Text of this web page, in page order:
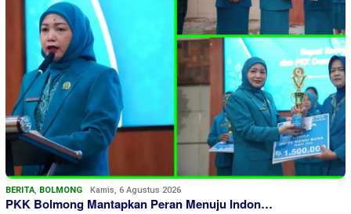
BERITA, BOLMONG Kamis, 6 Agustus 2026
PKK Bolmong Mantapkan Peran Menuju Indon…